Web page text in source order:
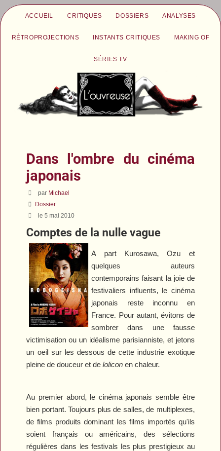
ACCUEIL CRITIQUES DOSSIERS ANALYSES
RÉTROPROJECTIONS INSTANTS CRITIQUES MAKING OF
SÉRIES TV
Dans l'ombre du cinéma
japonais
par Michael
Dossier
le 5 mai 2010
Comptes de la nulle vague
A part Kurosawa, Ozu et
quelques auteurs
contemporains faisant la joie de
festivaliers influents, le cinéma
japonais reste inconnu en
France. Pour autant, évitons de
sombrer dans une fausse
victimisation ou un idéalisme parisianniste, et jetons
un oeil sur les dessous de cette industrie exotique
pleine de douceur et delolicon en chaleur.
Au premier abord, le cinéma japonais semble être
bien portant. Toujours plus de salles, de multiplexes,
de films produits dominant les films importés qu'ils
soient français ou américains, des sélections
régulières dans les festivals les plus prestigieux au